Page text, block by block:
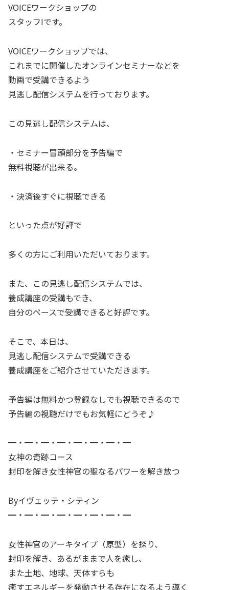
VOICEワークショップの
スタッフIです。
VOICEワークショップでは、
これまでに開催したオンラインセミナーなどを
動画で受講できるよう
見逃し配信システムを行っております。
この見逃し配信システムは、
・セミナー冒頭部分を予告編で
無料視聴が出来る。
・決済後すぐに視聴できる
といった点が好評で
多くの方にご利用いただいております。
また、この見逃し配信システムでは、
養成講座の受講もでき、
自分のペースで受講できると好評です。
そこで、本日は、
見逃し配信システムで受講できる
養成講座をご紹介させていただきます。
予告編は無料かつ登録なしでも視聴できるので
予告編の視聴だけでもお気軽にどうぞ♪
━・━・━・━・━・━・━・━
女神の奇跡コース
封印を解き女性神官の聖なるパワーを解き放つ
Byイヴェッテ・シティン
━・━・━・━・━・━・━・━
女性神官のアーキタイプ（原型）を探り、
封印を解き、あるがままで人を癒し、
また土地、地球、天体すらも
癒すエネルギーを発動させる存在になるよう導く